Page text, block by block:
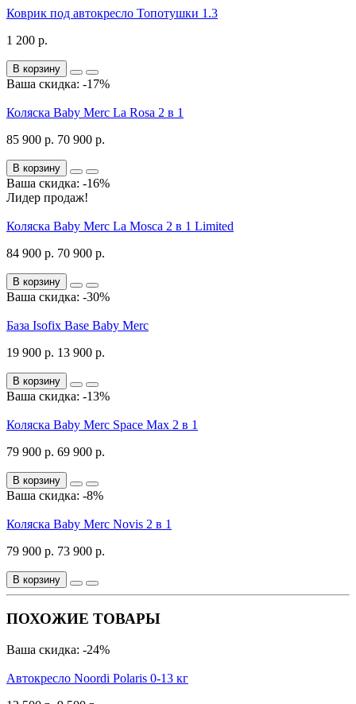
Коврик под автокресло Топотушки 1.3
1 200 р.
В корзину
Ваша скидка: -17%
Коляска Baby Merc La Rosa 2 в 1
85 900 р. 70 900 р.
В корзину
Ваша скидка: -16%
Лидер продаж!
Коляска Baby Merc La Mosca 2 в 1 Limited
84 900 р. 70 900 р.
В корзину
Ваша скидка: -30%
База Isofix Base Baby Merc
19 900 р. 13 900 р.
В корзину
Ваша скидка: -13%
Коляска Baby Merc Space Max 2 в 1
79 900 р. 69 900 р.
В корзину
Ваша скидка: -8%
Коляска Baby Merc Novis 2 в 1
79 900 р. 73 900 р.
В корзину
ПОХОЖИЕ ТОВАРЫ
Ваша скидка: -24%
Автокресло Noordi Polaris 0-13 кг